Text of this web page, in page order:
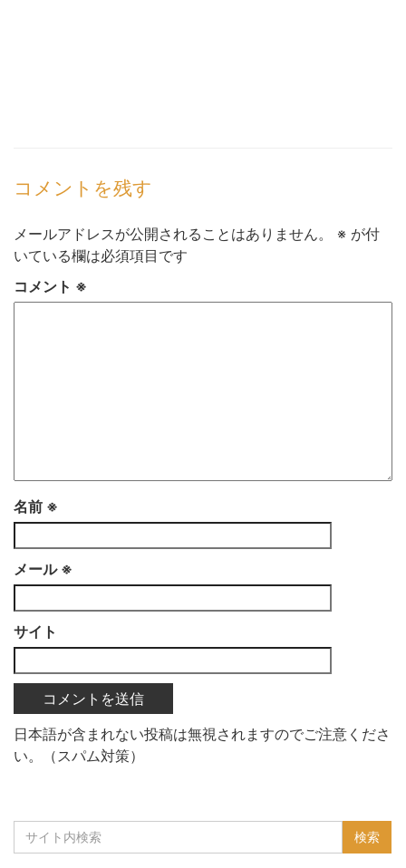
コメントを残す
メールアドレスが公開されることはありません。 ※ が付
いている欄は必須項目です
コメント ※
名前 ※
メール ※
サイト
日本語が含まれない投稿は無視されますのでご注意くださ
い。（スパム対策）